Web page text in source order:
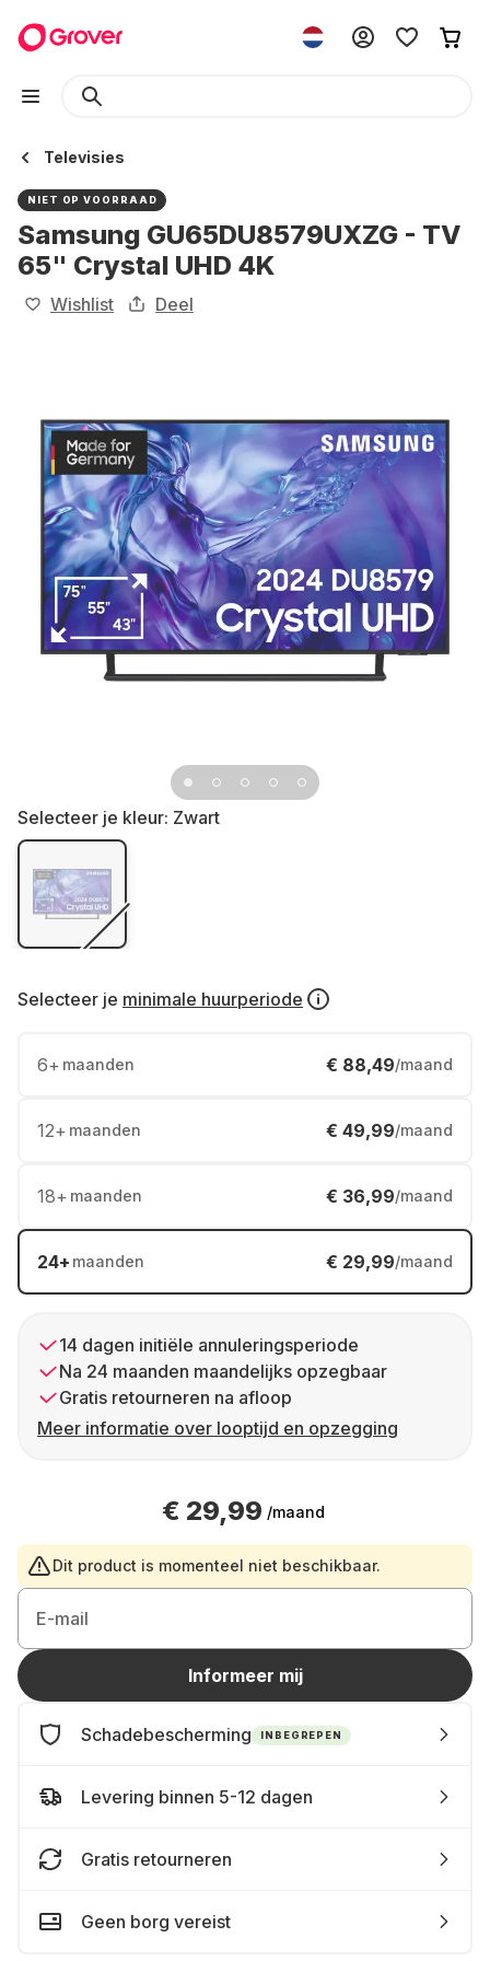
Televisies
NIET OP VOORRAAD
Samsung GU65DU8579UXZG - TV
65" Crystal UHD 4K
Wishlist Deel
Selecteer je kleur: Zwart
Selecteer je minimale huurperiode
6+ maanden € 88,49/maand
12+ maanden € 49,99/maand
18+ maanden € 36,99/maand
24+ maanden € 29,99/maand
14 dagen initiële annuleringsperiode
Na 24 maanden maandelijks opzegbaar
Gratis retourneren na afloop
Meer informatie over looptijd en opzegging
€ 29,99 /maand
Dit product is momenteel niet beschikbaar.
E-mail
Informeer mij
Schadebescherming INBEGREPEN
Levering binnen 5-12 dagen
Gratis retourneren
Geen borg vereist